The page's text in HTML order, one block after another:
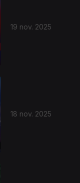
19 nov. 2025
18 nov. 2025